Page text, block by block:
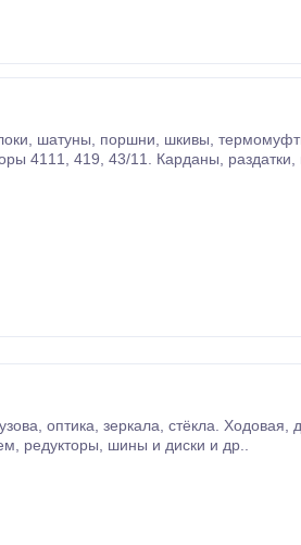
двигателей, КПП, АКПП, раздатка, блоки управления двигателем, редукторы, шины и диски и др..